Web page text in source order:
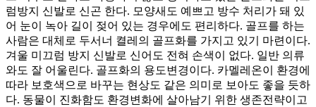
럼방지 신발로 신곤 한다. 모양새도 예쁘고 방수 처리가 돼 있
어 눈이 녹아 길이 젖어 있는 경우에도 편리하다. 골프를 하는
사람은 대체로 두서너 켤레의 골프화를 가지고 있기 마련이다.
겨울 미끄럼 방지 신발로 신어도 전혀 손색이 없다. 일반 의류
와도 잘 어울린다. 골프화의 용도변경이다. 카멜레온이 환경에
따라 보호색으로 바꾸는 현상도 같은 의미로 보아도 좋을 듯하
다. 동물이 진화함도 환경변화에 살아남기 위한 생존전략이고